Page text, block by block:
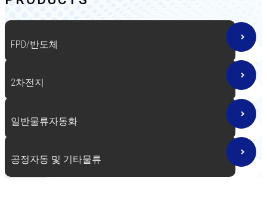
FPD/반도체
2차전지
일반물류자동화
공정자동 및 기타물류